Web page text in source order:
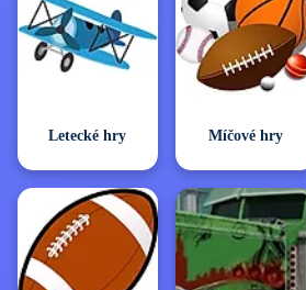
Letecké hry Míčové hry